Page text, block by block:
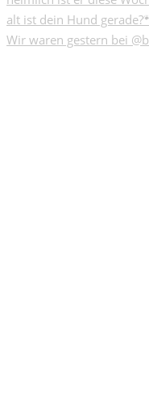
Wir waren gestern bei